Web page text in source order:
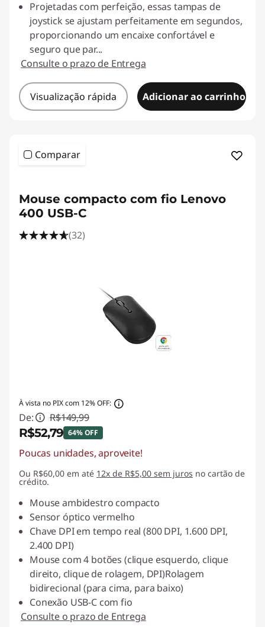
Projetadas com perfeição, essas tampas de
joystick se ajustam perfeitamente em segundos,
proporcionando um encaixe confortável e
seguro que par...
Consulte o prazo de Entrega
Visualização rápida Adicionar ao carrinho
Comparar
Mouse compacto com fio Lenovo
400 USB-C
(32)
À vista no PIX com 12% OFF:
De: R$149,99
R$52,79 64% OFF
Economias instantâneas :
Poucas unidades, aproveite!
Ou R$60,00 em até 12x de R$5,00 sem juros no cartão de
crédito.
Mouse ambidestro compacto
Sensor óptico vermelho
Chave DPI em tempo real (800 DPI, 1.600 DPI,
2.400 DPI)
Mouse com 4 botões (clique esquerdo, clique
direito, clique de rolagem, DPI)Rolagem
bidirecional (para cima, para baixo)
Conexão USB-C com fio
Consulte o prazo de Entrega